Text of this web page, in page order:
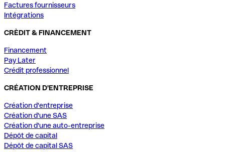
Factures fournisseurs
Intégrations
CRÈDIT & FINANCEMENT
Financement
Pay Later
Crédit professionnel
CRÉATION D'ENTREPRISE
Création d'entreprise
Création d'une SAS
Création d'une auto-entreprise
Dépôt de capital
Dépôt de capital SAS